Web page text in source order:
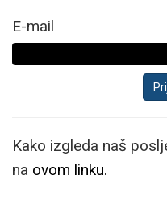
E-mail
Kako izgleda naš
na ovom linku.